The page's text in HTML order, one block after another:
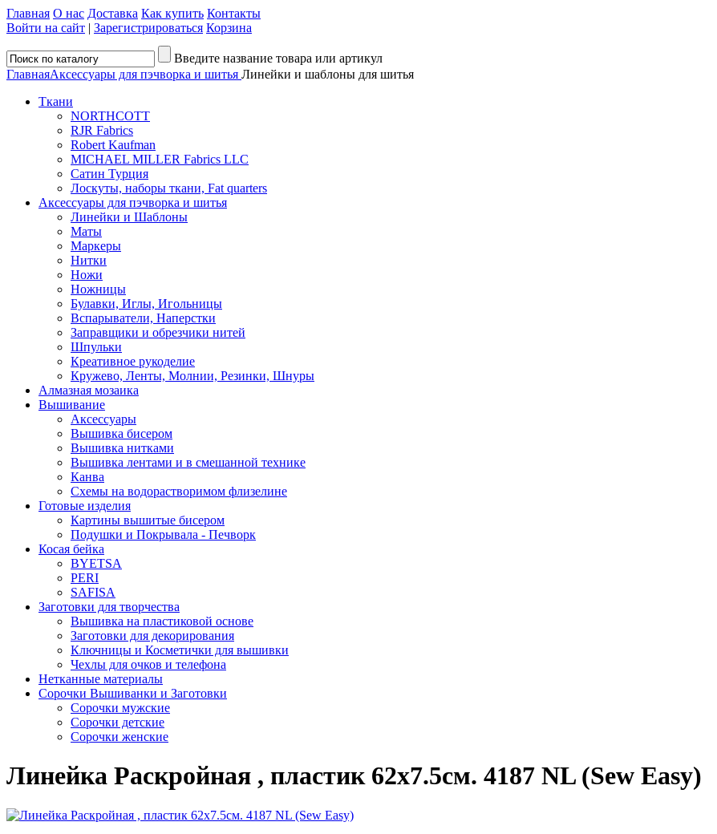
Главная О нас Доставка Как купить Контакты
Войти на сайт | Зарегистрироваться Корзина
Введите название товара или артикул
ГлавнаяАксессуары для пэчворка и шитья Линейки и шаблоны для шитья
Ткани
NORTHCOTT
RJR Fabrics
Robert Kaufman
MICHAEL MILLER Fabrics LLC
Сатин Турция
Лоскуты, наборы ткани, Fat quarters
Аксессуары для пэчворка и шитья
Линейки и Шаблоны
Маты
Маркеры
Нитки
Ножи
Ножницы
Булавки, Иглы, Игольницы
Вспарыватели, Наперстки
Заправщики и обрезчики нитей
Шпульки
Креативное рукоделие
Кружево, Ленты, Молнии, Резинки, Шнуры
Алмазная мозаика
Вышивание
Аксессуары
Вышивка бисером
Вышивка нитками
Вышивка лентами и в смешанной технике
Канва
Схемы на водорастворимом флизелине
Готовые изделия
Картины вышитые бисером
Подушки и Покрывала - Печворк
Косая бейка
BYETSA
PERI
SAFISA
Заготовки для творчества
Вышивка на пластиковой основе
Заготовки для декорирования
Ключницы и Косметички для вышивки
Чехлы для очков и телефона
Нетканные материалы
Сорочки Вышиванки и Заготовки
Cорочки мужские
Сорочки детские
Сорочки женские
Линейка Раскройная , пластик 62х7.5см. 4187 NL (Sew Easy)